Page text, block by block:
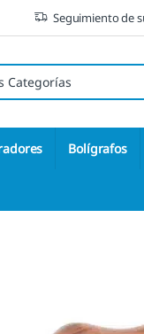
Seguimiento de
Bolígrafos